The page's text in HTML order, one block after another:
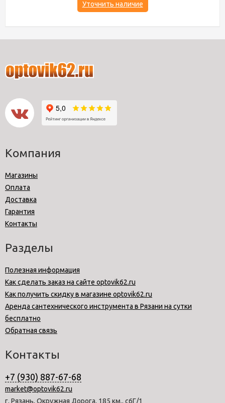
Уточнить наличие
Компания
Магазины
Оплата
Доставка
Гарантия
Контакты
Разделы
Полезная информация
Как сделать заказ на сайте optovik62.ru
Как получить скидку в магазине optovik62.ru
Аренда сантехнического инструмента в Рязани на сутки
бесплатно
Обратная связь
Контакты
+7 (930) 887-67-68
market@optovik62.ru
г. Рязань, Окружная Дорога, 185 км., с6Г/1